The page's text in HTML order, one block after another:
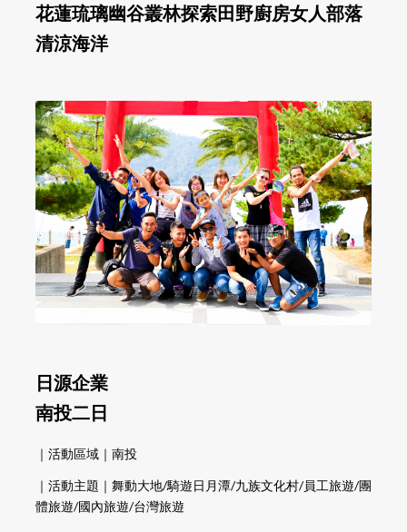
花蓮琉璃幽谷叢林探索田野廚房女人部落
清涼海洋
日源企業
南投二日
｜活動區域｜南投
｜活動主題｜舞動大地/騎遊日月潭/九族文化村/員工旅遊/團
體旅遊/國內旅遊/台灣旅遊